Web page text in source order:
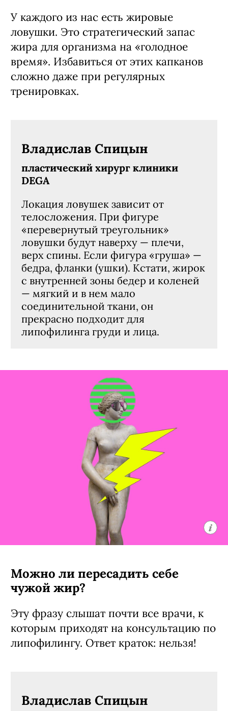
У каждого из нас есть жировые
ловушки. Это стратегический запас
жира для организма на «голодное
время». Избавиться от этих капканов
сложно даже при регулярных
тренировках.
Владислав Спицын
пластический хирург клиники
DEGA
Локация ловушек зависит от
телосложения. При фигуре
«перевернутый треугольник»
ловушки будут наверху — плечи,
верх спины. Если фигура «груша» —
бедра, фланки (ушки). Кстати, жирок
с внутренней зоны бедер и коленей
— мягкий и в нем мало
соединительной ткани, он
прекрасно подходит для
липофилинга груди и лица.
Можно ли пересадить себе
чужой жир?
Эту фразу слышат почти все врачи, к
которым приходят на консультацию по
липофилингу. Ответ краток: нельзя!
Владислав Спицын